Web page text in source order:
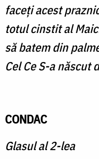
faceţi acest
totul cinstit al
să batem din
Cel Ce S-a născut
CONDAC
Glasul al 2-lea